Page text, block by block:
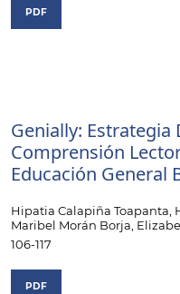
PDF
Genially:
Comprensión
Educación General
Hipatia Calapiña Toapanta,
Maribel Morán Borja,
106-117
PDF